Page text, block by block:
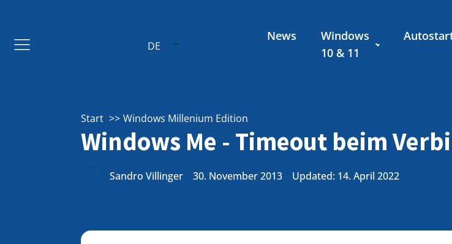
DE
News
Windows
10 & 11
Start Windows Millenium Edition
Windows Me - Timeout beim
Sandro Villinger 30. November 2013 Updated: 14. April 2022